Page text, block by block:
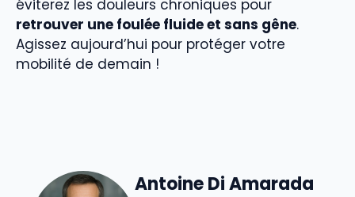
éviterez les douleurs chroniques pour
retrouver une foulée fluide et sans gêne.
Agissez aujourd’hui pour protéger votre
mobilité de demain !
Antoine Di Amarada